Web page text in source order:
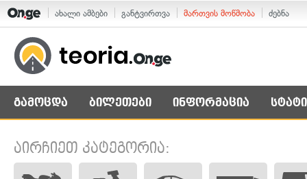
ახალი ამბები განტვირთვა მართვის მოწმობა ძებნა
გამოცდა ბილეთები ინფორმაცია
აირჩიეთ კატეგორია: